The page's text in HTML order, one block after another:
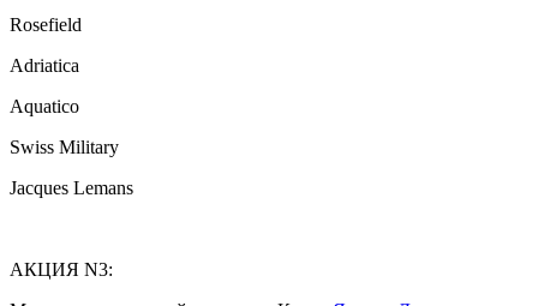
Rosefield
Adriatica
Aquatico
Swiss Military
Jacques Lemans
АКЦИЯ N3: